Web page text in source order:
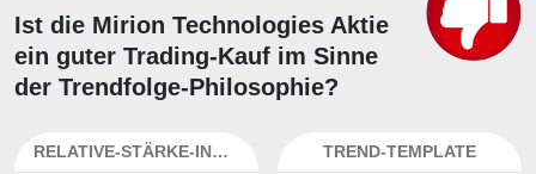
Ist die Mirion Technologies Aktie
ein guter Trading-Kauf im Sinne
der Trendfolge-Philosophie?
RELATIVE-STÄRKE-INDEX TREND-TEMPLATE